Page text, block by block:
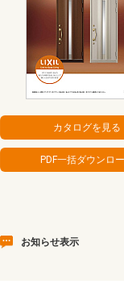
お知らせ表示